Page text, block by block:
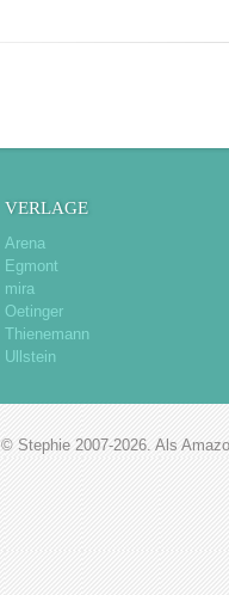
VERLAGE
Arena
Egmont
mira
Oetinger
Thienemann
Ullstein
© Stephie 2007-2026. Als